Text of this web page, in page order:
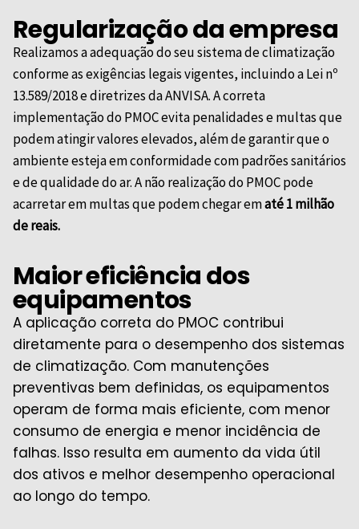
Regularização da empresa
Realizamos a adequação do seu sistema de climatização
conforme as exigências legais vigentes, incluindo a Lei nº
13.589/2018 e diretrizes daANVISA. A correta
implementação do PMOC evita penalidades e multas que
podem atingir valores elevados, além de garantir que o
ambiente esteja em conformidade com padrões sanitários
e de qualidade do ar. A não realização do PMOC pode
acarretar em multas que podem chegar ematé 1 milhão
de reais.
Maior eficiência dos
equipamentos
A aplicação correta do PMOC contribui
diretamente para o desempenho dos sistemas
de climatização. Com manutenções
preventivas bem definidas, os equipamentos
operam de forma mais eficiente, com menor
consumo de energia e menor incidência de
falhas. Isso resulta em aumento da vida útil
dos ativos e melhor desempenho operacional
ao longo do tempo.